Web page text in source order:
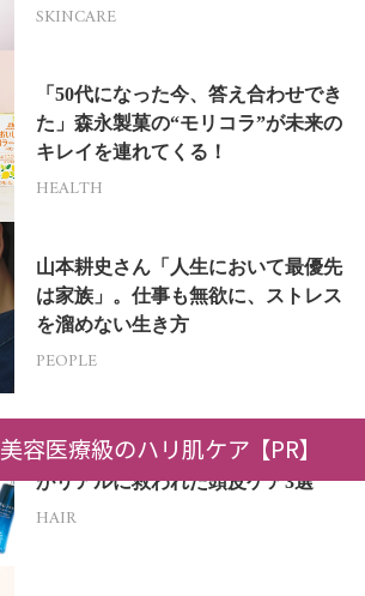
SKINCARE
「50代になった今、答え合わせでき
た」森永製菓の“モリコラ”が未来の
キレイを連れてくる！
HEALTH
山本耕史さん「人生において最優先
は家族」。仕事も無欲に、ストレス
を溜めない生き方
PEOPLE
「髪の量が1/3減った…!?」51歳読者
がリアルに救われた頭皮ケア3選
HAIR
美容医療級のハリ肌ケア【PR】